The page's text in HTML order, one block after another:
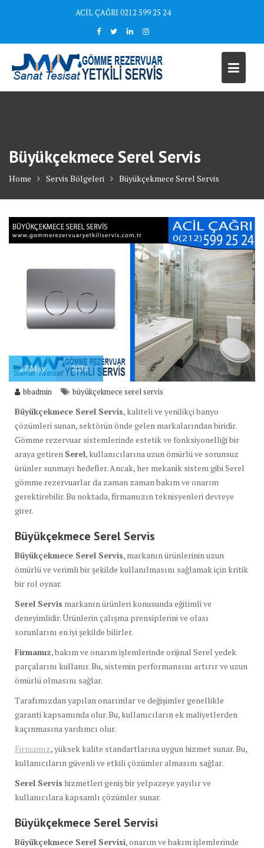
ACİL ÇAĞRI 0212 599 25 24
Büyükçekmece Serel Servis
Home Servis Bölgeleri Büyükçekmece Serel Servis
27May 2024
bbadmin büyükçekmece serel servis
Büyükçekmece Serel Servis, kaliteli ve yenilikçi banyo
çözümleri sunan, sektörün önde gelen markalarından biridir.
Gömme rezervuar sistemlerinde estetik ve fonksiyonelliği bir
araya getiren Serel, kullanıcılarına uzun ömürlü ve sorunsuz
ürünler sunmayı hedefler. Ancak, her mekanik sistem gibi Serel
gömme rezervuarlar da zaman zaman bakım ve onarım
gerektirebilir. Bu noktada, firmamızın teknisyenleri devreye
girer.
Büyükçekmece Serel Servis
Büyükçekmece Serel Servis, markanın ürünlerinin uzun
ömürlü ve verimli bir şekilde kullanılmasını sağlamak için kritik
bir rol oynar.
Serel Servis markanın ürünleri konusunda eğitimli ve
deneyimlidir. Ürünlerin çalışma prensiplerini ve olası
sorunlarını en iyi şekilde bilirler.
Firmamız, bakım ve onarım işlemlerinde orijinal Serel yedek
parçalarını kullanır. Bu, sistemin performansını artırır ve uzun
ömürlü olmasını sağlar.
Tarafımızdan yapılan onarımlar ve değişimler genellikle
garanti kapsamında olur. Bu, kullanıcıların ek maliyetlerden
kaçınmasına yardımcı olur.
Firmamız, yüksek kalite standartlarına uygun hizmet sunar. Bu,
kullanıcıların güvenli ve etkili çözümler almasını sağlar.
Serel Servis hizmetleri geniş bir yelpazeye yayılır ve
kullanıcılara kapsamlı çözümler sunar.
Büyükçekmece Serel Servisi
Büyükçekmece Serel Servisi, onarım ve bakım işlemlerinde